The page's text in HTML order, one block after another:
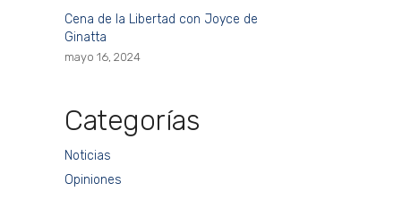
Cena de la Libertad con Joyce de
Ginatta
mayo 16, 2024
Categorías
Noticias
Opiniones